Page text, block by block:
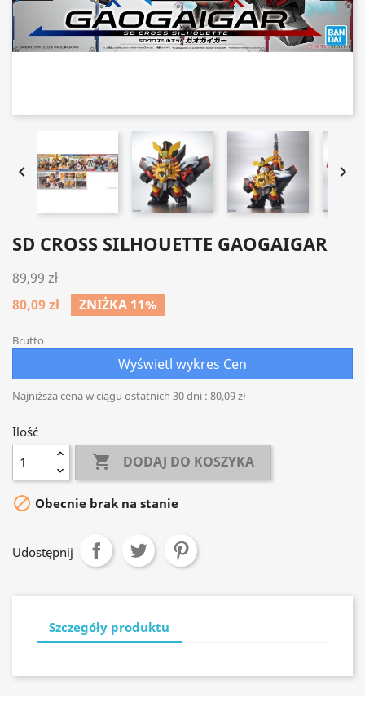
 
SD CROSS SILHOUETTE GAOGAIGAR
89,99 zł
80,09 zł
ZNIŻKA 11%
Brutto
Wyświetl wykres Cen
Najniższa cena w ciągu ostatnich 30 dni : 80,09 zł
Ilość
 DODAJ DO KOSZYKA
 Obecnie brak na stanie
Udostępnij
Szczegóły produktu